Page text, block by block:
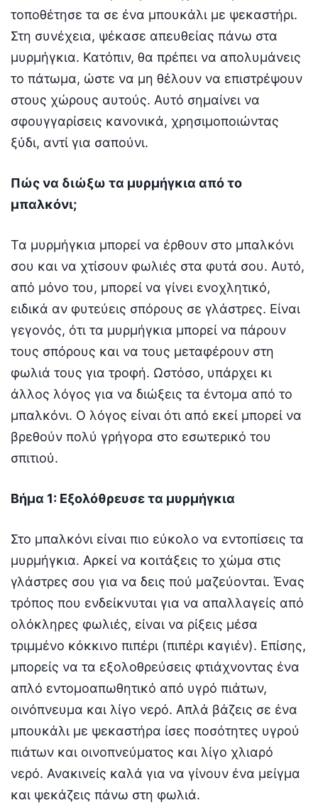
τοποθέτησε τα σε ένα μπουκάλι με ψεκαστήρι.
Στη συνέχεια, ψέκασε απευθείας πάνω στα
μυρμήγκια. Κατόπιν, θα πρέπει να απολυμάνεις
το πάτωμα, ώστε να μη θέλουν να επιστρέψουν
στους χώρους αυτούς. Αυτό σημαίνει να
σφουγγαρίσεις κανονικά, χρησιμοποιώντας
ξύδι, αντί για σαπούνι.
Πώς να διώξω τα μυρμήγκια από το
μπαλκόνι;
Τα μυρμήγκια μπορεί να έρθουν στο μπαλκόνι
σου και να χτίσουν φωλιές στα φυτά σου. Αυτό,
από μόνο του, μπορεί να γίνει ενοχλητικό,
ειδικά αν φυτεύεις σπόρους σε γλάστρες. Είναι
γεγονός, ότι τα μυρμήγκια μπορεί να πάρουν
τους σπόρους και να τους μεταφέρουν στη
φωλιά τους για τροφή. Ωστόσο, υπάρχει κι
άλλος λόγος για να διώξεις τα έντομα από το
μπαλκόνι. Ο λόγος είναι ότι από εκεί μπορεί να
βρεθούν πολύ γρήγορα στο εσωτερικό του
σπιτιού.
Βήμα 1: Εξολόθρευσε τα μυρμήγκια
Στο μπαλκόνι είναι πιο εύκολο να εντοπίσεις τα
μυρμήγκια. Αρκεί να κοιτάξεις το χώμα στις
γλάστρες σου για να δεις πού μαζεύονται. Ένας
τρόπος που ενδείκνυται για να απαλλαγείς από
ολόκληρες φωλιές, είναι να ρίξεις μέσα
τριμμένο κόκκινο πιπέρι (πιπέρι καγιέν). Επίσης,
μπορείς να τα εξολοθρεύσεις φτιάχνοντας ένα
απλό εντομοαπωθητικό από υγρό πιάτων,
οινόπνευμα και λίγο νερό. Απλά βάζεις σε ένα
μπουκάλι με ψεκαστήρα ίσες ποσότητες υγρού
πιάτων και οινοπνεύματος και λίγο χλιαρό
νερό. Ανακινείς καλά για να γίνουν ένα μείγμα
και ψεκάζεις πάνω στη φωλιά.